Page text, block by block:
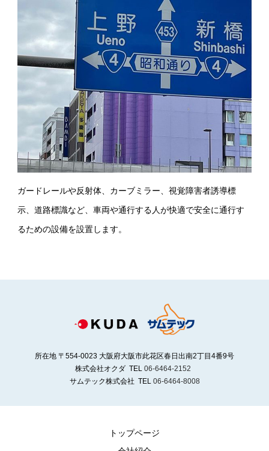
ガードレールや反射体、カーブミラー、視覚障害者誘導標
示、道路標識など、車両や通行する人が快適で安全に通行す
るための設備を設置します。
所在地 〒554-0023 大阪府大阪市此花区春日出南2丁目4番9号
株式会社オクダ TEL 06-6464-2152
サムテック株式会社 TEL 06-6464-8008
トップページ